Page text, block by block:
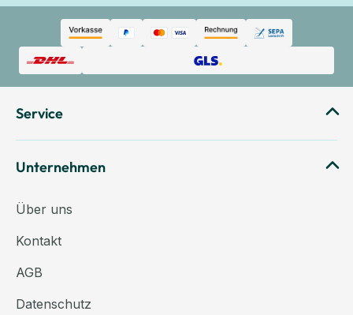
Service
Unternehmen
Über uns
Kontakt
AGB
Datenschutz